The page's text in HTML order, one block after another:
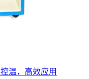
温，高效应用